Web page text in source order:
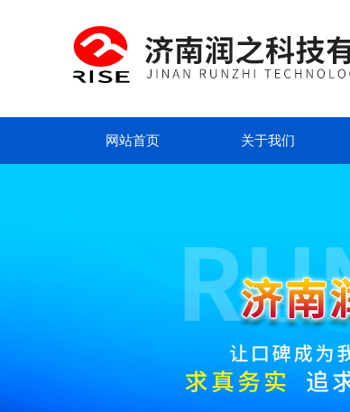
网站首页 关于我们